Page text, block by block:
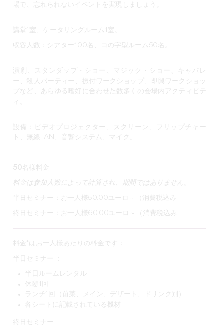
場で、忘れられないイベントを実現しましょう。
講堂1室、ケータリングルーム1室。
収容人数：シアター100名、コの字型ルーム50名。
演劇、スタンダップ・ショー、マジック・ショー、キャバレ
ー、殺人パーティー、振付ワークショップ、即興ワークショッ
プなど、あらゆる嗜好に合わせた数多くの会場内アクティビテ
設備：ビデオプロジェクター、スクリーン、フリップチャー
ト、無線LAN、音響システム、マイク。
50名様料金
料金は参加人数によって計算され、期間ではありません。
半日セミナー ：お一人様50.00ユーロ～（消費税込み
終日セミナー ：お一人様60.00ユーロ～（消費税込み
料金*はお一人様あたりの料金です：
半日セミナー ：
半日ルームレンタル
ランチ1回（前菜、メイン、デザート、ドリンク別）
各シートに記載されている機材
終日セミナー